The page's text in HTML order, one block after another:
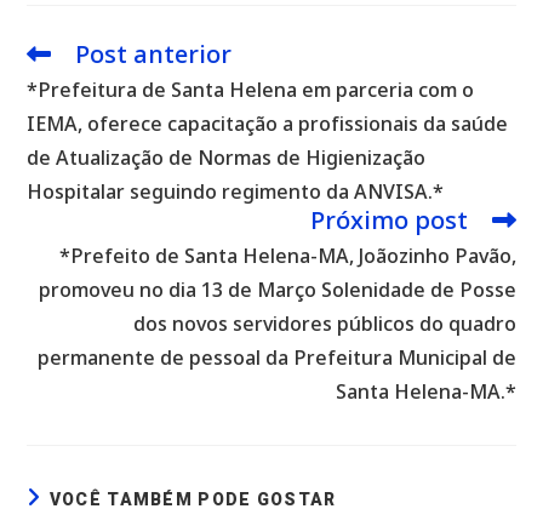
Leia
artigos
Post anterior
*Prefeitura de Santa Helena em parceria com o
IEMA, oferece capacitação a profissionais da saúde
de Atualização de Normas de Higienização
Hospitalar seguindo regimento da ANVISA.*
Próximo post
*Prefeito de Santa Helena-MA, Joãozinho Pavão,
promoveu no dia 13 de Março Solenidade de Posse
dos novos servidores públicos do quadro
permanente de pessoal da Prefeitura Municipal de
Santa Helena-MA.*
VOCÊ TAMBÉM PODE GOSTAR